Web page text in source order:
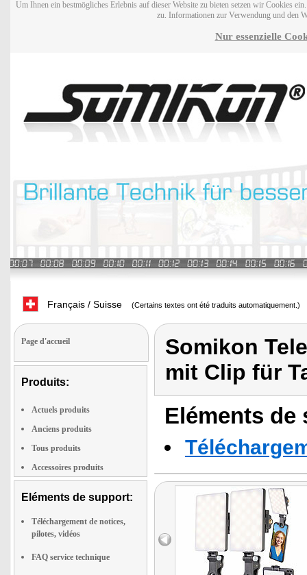
Um Ihnen ein bestmögliches Erlebnis auf dieser Website zu bieten setzen wir Cookies
zu. Informationen zur Verwendung und den
Nur essenzielle
Français / Suisse (Certains textes ont été traduits automatiquement.)
Page d'accueil
Produits:
Actuels produits
Anciens produits
Tous produits
Accessoires produits
Eléments de support:
Téléchargement de notices,
pilotes, vidéos
FAQ service technique
Somikon
mit Clip für
Eléments